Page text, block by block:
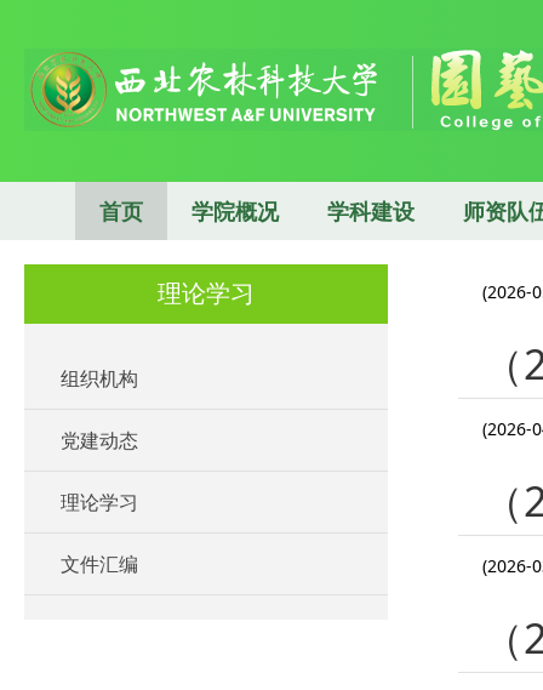
首页 学院概况 学科建设 师资队
理论学习
组织机构
党建动态
理论学习
文件汇编
(2026-
(2026-
(2026-